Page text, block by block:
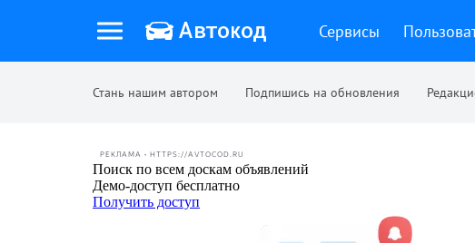
Сервисы
Стань нашим автором Подпишись на обновления
РЕКЛАМА • HTTPS://AVTOCOD.RU